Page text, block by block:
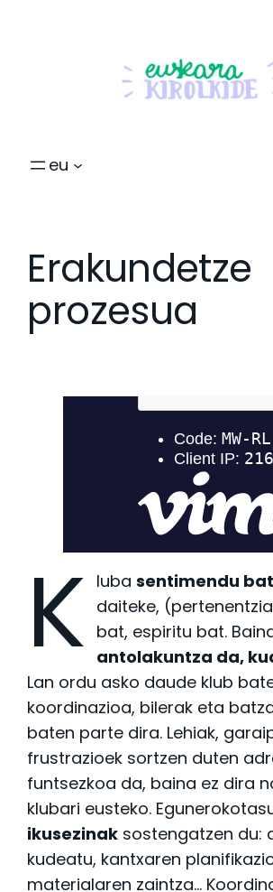
eu
Erakundetze
prozesua
K lubasentimendu bat
daiteke,
bat, espiritu bat.
antolakuntza da,
Lan ordu asko daude klub
koordinazioa, bilerak eta
baten parte dira. Lehiak,
frustrazioek sortzen duten
funtsezkoa da, baina ez dira
klubari eusteko.
ikusezinak sostengatzen du:
kudeatu, kantxaren
materialaren zaintza…